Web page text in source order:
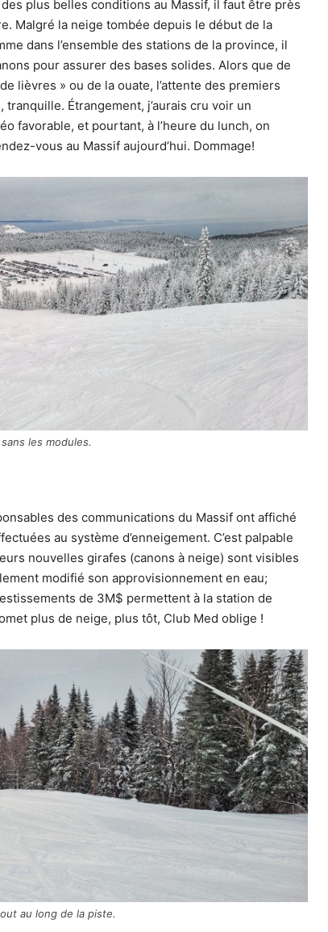
plus belles conditions au Massif, il faut être près
Malgré la neige tombée depuis le début de la
dans l’ensemble des stations de la province, il
pour assurer des bases solides. Alors que de
lièvres » ou de la ouate, l’attente des premiers
Étrangement, j’aurais cru voir un
favorable, et pourtant, à l’heure du lunch, on
vous au Massif aujourd’hui. Dommage!
les modules.
des communications du Massif ont affiché
au système d’enneigement. C’est palpable
nouvelles girafes (canons à neige) sont visibles
modifié son approvisionnement en eau;
de 3M$ permettent à la station de
plus de neige, plus tôt, Club Med oblige !
au long de la piste.